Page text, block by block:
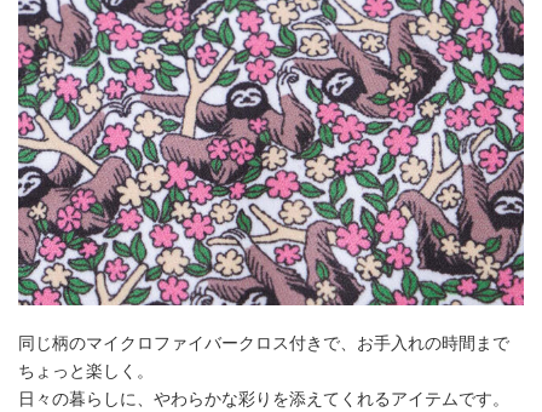
同じ柄のマイクロファイバークロス付きで、お手入れの時間まで
ちょっと楽しく。
日々の暮らしに、やわらかな彩りを添えてくれるアイテムです。